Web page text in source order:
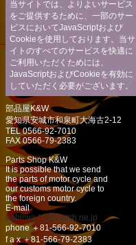
当サイトでは、よりよいサービス
をご提供するために、一部のサー
ビスにおいてJavaScriptおよび
Cookieを使用しております。当サ
イトのすべてのサービスを快適に
ご利用いただくためには、
JavaScriptおよびCookieを有効に
していただく必要がございます。
部品屋K&W
愛知県安城市和泉町大海古2-12
TEL 0566-92-7010
FAX 0566-79-2383
Parts Shop K&W
It is possible that we send
the parts of motor cycle and
our customs motor cycle to
the foreign country.
E-mail
buhinya-kw@katch.ne.jp
phone ＋81-566-92-7010
f a x ＋81-566-79-2383